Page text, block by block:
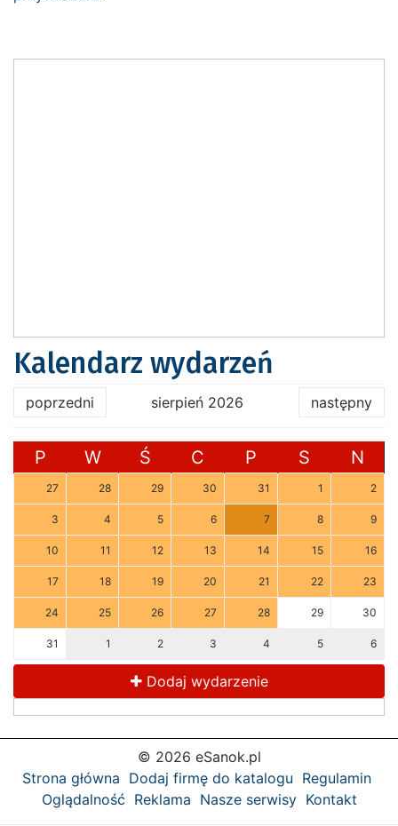
Kalendarz wydarzeń
poprzedni sierpień 2026 następny
P W Ś C P S N
27 28 29 30 31 1 2
3 4 5 6 7 8 9
10 11 12 13 14 15 16
17 18 19 20 21 22 23
24 25 26 27 28 29 30
31 1 2 3 4 5 6
Dodaj wydarzenie
© 2026 eSanok.pl
Strona główna Dodaj firmę do katalogu Regulamin
Oglądalność Reklama Nasze serwisy Kontakt